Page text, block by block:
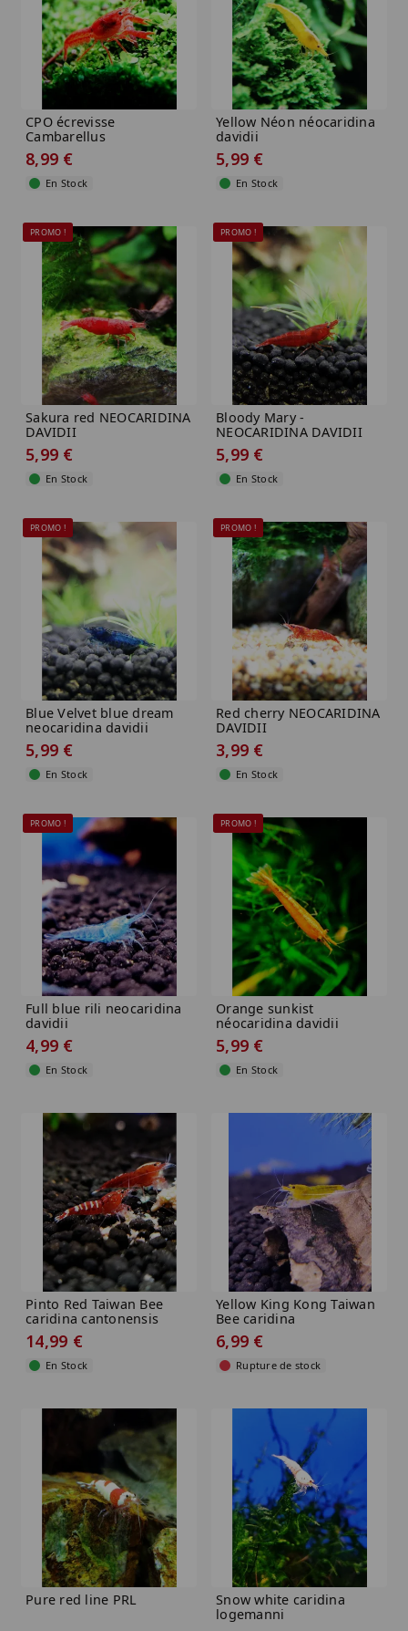
CPO écrevisse
Cambarellus
patzcuarensis var. Orange
8,99 €
En Stock
Yellow Néon néocaridina
davidii
5,99 €
En Stock
PROMO !
Sakura red NEOCARIDINA
DAVIDII
5,99 €
En Stock
PROMO !
Bloody Mary -
NEOCARIDINA DAVIDII
5,99 €
En Stock
PROMO !
Blue Velvet blue dream
neocaridina davidii
5,99 €
En Stock
PROMO !
Red cherry NEOCARIDINA
DAVIDII
3,99 €
En Stock
PROMO !
Full blue rili neocaridina
davidii
4,99 €
En Stock
PROMO !
Orange sunkist
néocaridina davidii
5,99 €
En Stock
Pinto Red Taiwan Bee
caridina cantonensis
logemanni...
14,99 €
En Stock
Yellow King Kong Taiwan
Bee caridina
cantonensis...
6,99 €
Rupture de stock
Pure red line PRL
Snow white caridina
logemanni